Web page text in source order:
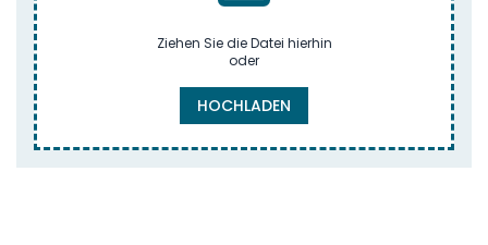
Ziehen Sie die Datei hierhin
oder
HOCHLADEN